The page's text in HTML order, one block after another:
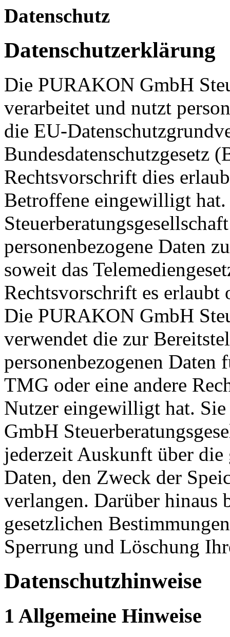
Datenschutz
Datenschutzerklärung
Die PURAKON GmbH
verarbeitet und nutzt
die EU-
Bundesdatenschutzgesetz
Rechtsvorschrift dies
Betroffene eingewilligt
personenbezogene Daten
soweit das
Rechtsvorschrift es
Die PURAKON GmbH
verwendet die zur
personenbezogenen Daten
TMG oder eine andere
Nutzer eingewilligt hat.
GmbH
jederzeit Auskunft über die
Daten, den Zweck der
verlangen. Darüber hinaus
gesetzlichen
Sperrung und Löschung
Datenschutzhinweise
1 Allgemeine Hinweise